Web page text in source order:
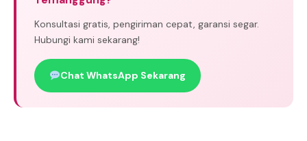
Konsultasi gratis, pengiriman cepat, garansi segar.
Hubungi kami sekarang!
Chat WhatsApp Sekarang